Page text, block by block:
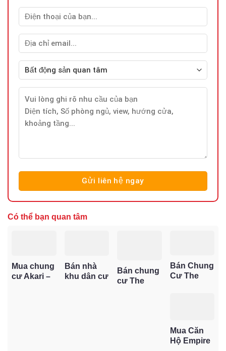
Có thể bạn quan tâm
Mua chung
cư Akari –
Bán nhà
khu dân cư
Bán chung
cư The
Bán Chung
Cư The
Hộ Giá Trị
Tại Cửa
Ngõ Đông
Mua Căn
Hộ Empire